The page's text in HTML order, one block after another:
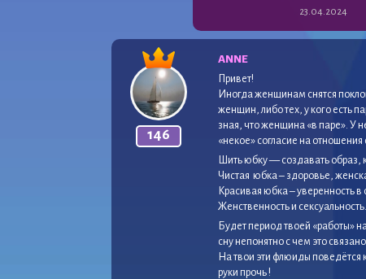
23.04.2024
146
ANNE
Привет!
Иногда женщинам снятся
женщин, либо тех, у кого есть
зная, что женщина «в паре». У
«некое» согласие на отношения
Шить юбку — создавать образ,
Чистая юбка – здоровье,
Красивая юбка – уверенность
Женственность и сексуальность.
Будет период твоей «работы»
сну непонятно с чем это
На твои эти флюиды поведётся
руки прочь !